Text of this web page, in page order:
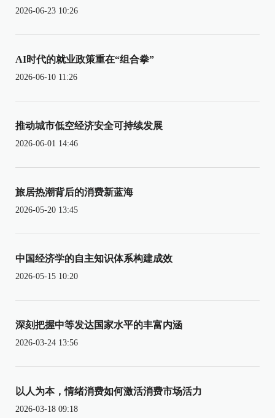
2026-06-23 10:26
AI时代的就业政策重在“组合拳”
2026-06-10 11:26
推动城市低空经济安全可持续发展
2026-06-01 14:46
旅居热潮背后的消费新蓝海
2026-05-20 13:45
中国经济学的自主知识体系构建成效
2026-05-15 10:20
深刻把握中等发达国家水平的丰富内涵
2026-03-24 13:56
以人为本，情绪消费如何激活消费市场活力
2026-03-18 09:18